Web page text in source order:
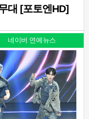
대 [포토엔HD]
네이버 연예뉴스